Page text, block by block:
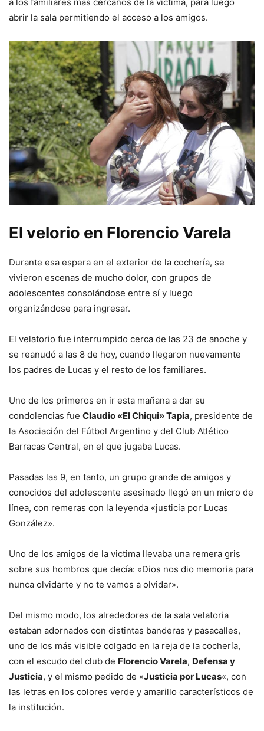
abrir la sala permitiendo el acceso a los amigos.
El velorio en Florencio Varela
Durante esa espera en el exterior de la cochería, se
vivieron escenas de mucho dolor, con grupos de
adolescentes consolándose entre sí y luego
organizándose para ingresar.
El velatorio fue interrumpido cerca de las 23 de anoche y
se reanudó a las 8 de hoy, cuando llegaron nuevamente
los padres de Lucas y el resto de los familiares.
Uno de los primeros en ir esta mañana a dar su
condolencias fue Claudio «El Chiqui» Tapia, presidente de
la Asociación del Fútbol Argentino y del Club Atlético
Barracas Central, en el que jugaba Lucas.
Pasadas las 9, en tanto, un grupo grande de amigos y
conocidos del adolescente asesinado llegó en un micro de
línea, con remeras con la leyenda «justicia por Lucas
González».
Uno de los amigos de la victima llevaba una remera gris
sobre sus hombros que decía: «Dios nos dio memoria para
nunca olvidarte y no te vamos a olvidar».
Del mismo modo, los alrededores de la sala velatoria
estaban adornados con distintas banderas y pasacalles,
uno de los más visible colgado en la reja de la cochería,
con el escudo del club de Florencio Varela, Defensa y
Justicia, y el mismo pedido de «Justicia por Lucas«, con
las letras en los colores verde y amarillo característicos de
la institución.